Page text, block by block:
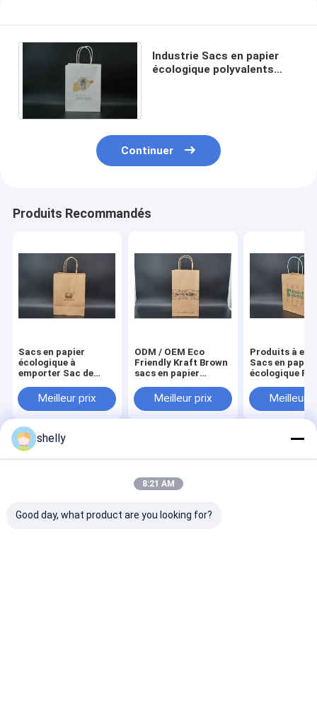
Industrie Sacs en papier
écologique polyvalents
Continuer
Produits Recommandés
Sacs en papier
écologique à
emporter Sac de
papier kraft brun sur
mesure
Meilleur prix
ODM / OEM Eco
Friendly Kraft Brown
sacs en papier
fondMeilleur prix
Produits à
Sacs en papier
écologique
Impression
Meilleur
nous
nous
Site
Plan du site
Privacy Policy
Reserved.
shelly
8:21 AM
Good day, what product are you looking for?